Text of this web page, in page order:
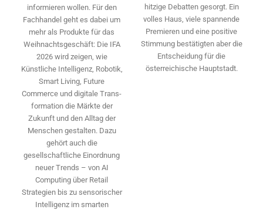
informieren wollen. Für den
Fachhandel geht es dabei um
mehr als Produkte für das
Weihnachtsgeschäft: Die IFA
2026 wird ­zeigen, wie
Künstliche Intelligenz, Robotik,
Smart Living, Future
Commerce und digitale Trans­
formation die Märkte der
Zukunft und den Alltag der
Menschen gestalten. Dazu
gehört auch die
gesellschaftliche Einordnung
neuer Trends – von AI
Computing über Retail
Strategien bis zu sensorischer
Intelligenz im smarten
hitzige Debatten gesorgt. Ein
volles Haus, viele spannende
Premieren und eine positive
Stimmung bestätigten aber die
Entscheidung für die
österreichische Hauptstadt.